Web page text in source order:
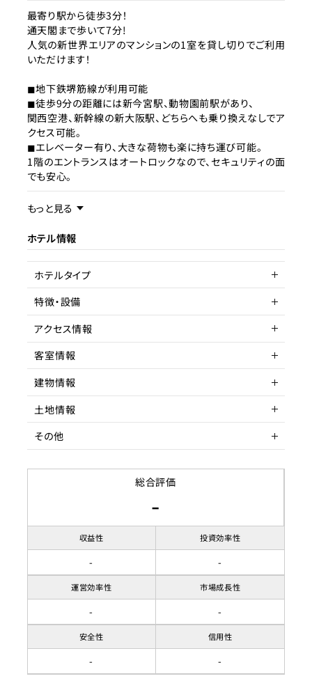
ライセンス種類
現状
最寄り駅から徒歩3分！
通天閣まで歩いて7分!
人気の新世界エリアのマンションの1室を貸し切りでご利用
いただけます！
◼︎地下鉄堺筋線が利用可能
◼︎徒歩9分の距離には新今宮駅、動物園前駅があり、
関西空港、新幹線の新大阪駅、どちらへも乗り換えなしでア
クセス可能。
◼︎エレベーター有り、大きな荷物も楽に持ち運び可能。
1階のエントランスはオートロックなので、セキュリティの面
でも安心。
事業内容／事業特徴
ターゲット層
客単価／客室単価
稼働率
もっと見る
ホテル情報
ホテルタイプ
サービスアパートメントホテル
特徴・設備
駅近
アクセス情報
所在地
大阪府大阪市浪速区
アクセス
恵美須町駅 徒歩
駅までの距離
3分以内
客室情報
客室数
1室
延床面積
間取り
1LDK
6名
建物情報
階数
4
築年数
築年数不明
土地情報
土地権利
用途地域
駐車場
建ぺい率
その他
賃料
146,630
総合評価
-
収益性
-
投資効率性
-
運営効率性
-
市場成長性
-
安全性
-
信用性
-